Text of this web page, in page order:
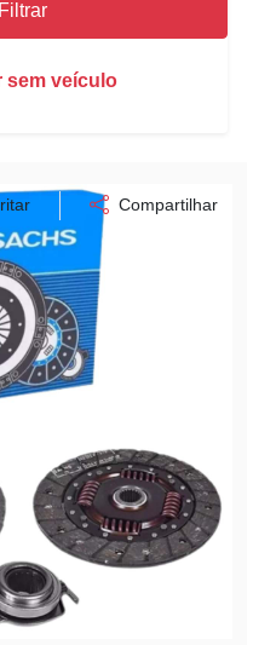
Filtrar
sem veículo
Compartilhar